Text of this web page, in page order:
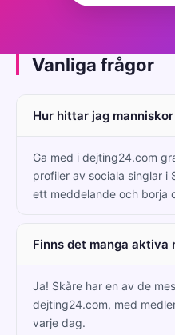
Vanliga frågor
Hur hittar jag
Ga med i dejting24.com
profiler av sociala singlar i
ett meddelande och borja
Finns det manga aktiva
Ja! Skåre har en av de
dejting24.com, med
varje dag.